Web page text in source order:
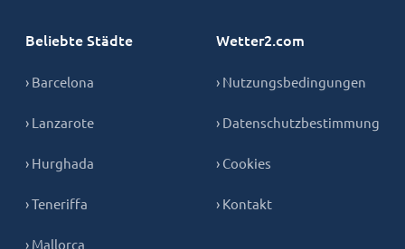
Beliebte Städte
› Barcelona
› Lanzarote
› Hurghada
› Teneriffa
› Mallorca
Wetter2.com
› Nutzungsbedingungen
› Datenschutzbestimmung
› Cookies
› Kontakt